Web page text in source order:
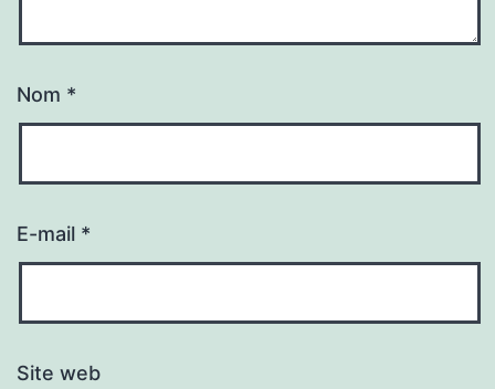
Nom *
E-mail *
Site web